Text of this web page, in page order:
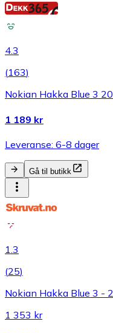
4.3
(163)
Nokian Hakka Blue 3
1 189 kr
Leveranse: 6-8 dager
Gå til butikk
1.3
(25)
Nokian Hakka Blue 3 -
1 353 kr